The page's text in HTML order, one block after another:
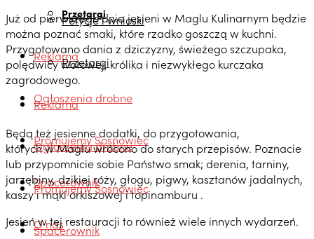
Przetargi
Reklama
Ogłoszenia drobne
Promujemy Sosnowiec
Spacerownik
O nas
Petycje i wnioski
Przetargi
Reklama
Ogłoszenia drobne
Promujemy Sosnowiec
Spacerownik
Już od pierwszego dnia jesieni w Maglu Kulinarnym będzie
można poznać smaki, które rzadko goszczą w kuchni.
Przygotowano dania z dziczyzny, świeżego szczupaka,
polędwicy wołowej, królika i niezwykłego kurczaka
zagrodowego.
Będą też jesienne dodatki, do przygotowania,
których w Maglu wrócono do starych przepisów. Poznacie
lub przypomnicie sobie Państwo smak; derenia, tarniny,
jarzębiny, dzikiej róży, głogu, pigwy, kasztanów jadalnych,
kaszy i mąki orkiszowej i topinamburu .
Jesień w tej restauracji to również wiele innych wydarzeń.